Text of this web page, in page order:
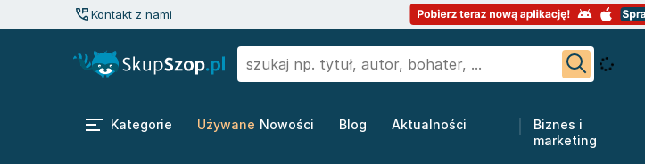
Kontakt z nami
Kategorie Używane Nowości Blog Aktualności
Biznes i
marketing